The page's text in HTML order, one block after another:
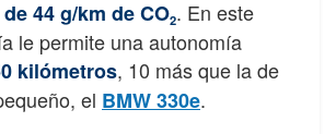
44 g/km de CO2. En este
le permite una autonomía
kilómetros, 10 más que la de
el BMW 330e.